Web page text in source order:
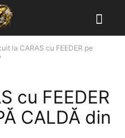
la CARAS cu FEEDER pe
cu FEEDER
CALDĂ din